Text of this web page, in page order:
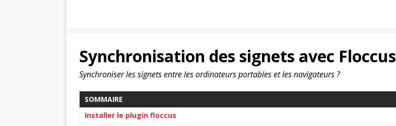
Synchronisation des signets avec Floccus
Synchroniser les signets entre les ordinateurs portables et les navigateurs ?
SOMMAIRE
Installer le plugin floccus